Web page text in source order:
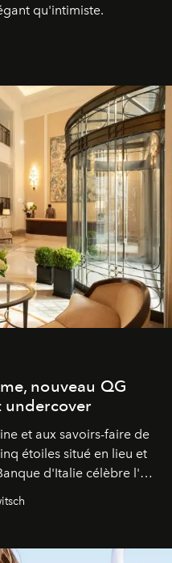
qu'intimiste.
nouveau QG
et aux savoirs-faire de
étoiles situé en lieu et
d'Italie célèbre l'art
élégance intemporelle.